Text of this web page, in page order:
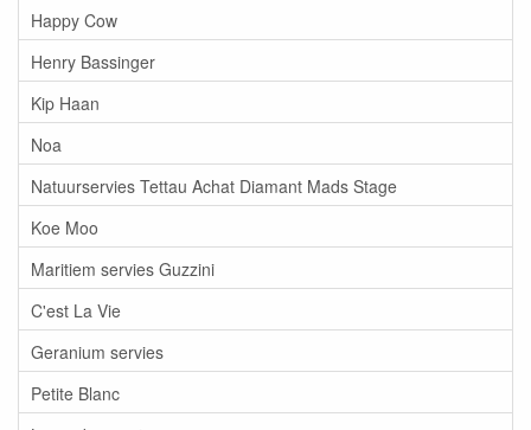
Happy Cow
Henry Bassinger
Kip Haan
Noa
Natuurservies Tettau Achat Diamant Mads Stage
Koe Moo
Maritiem servies Guzzini
C'est La Vie
Geranium servies
Petite Blanc